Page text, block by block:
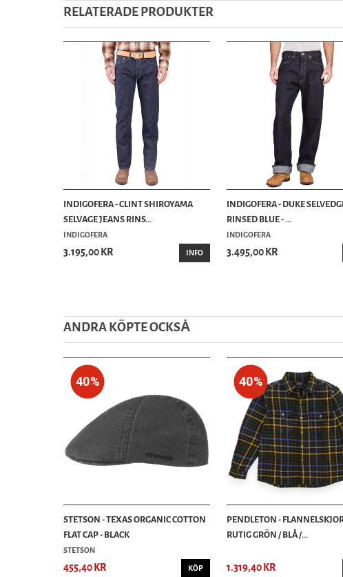
RELATERADE PRODUKTER
INDIGOFERA - CLINT SHIROYAMA
SELVAGE JEANS RINS...
INDIGOFERA
3.195,00 KR INFO
INDIGOFERA - DUKE
RINSED BLUE - ...
INDIGOFERA
3.495,00 KR
ANDRA KÖPTE OCKSȦ
40%
STETSON - TEXAS ORGANIC COTTON
FLAT CAP - BLACK
STETSON
455,40 KR
KÖP
40%
PENDLETON -
RUTIG GRÖN / BLÅ /...
1.319,40 KR